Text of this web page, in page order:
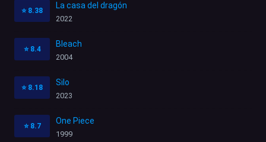
⭐ 8.38
La casa del dragón
2022
⭐ 8.4
Bleach
2004
⭐ 8.18
Silo
2023
⭐ 8.7
One Piece
1999